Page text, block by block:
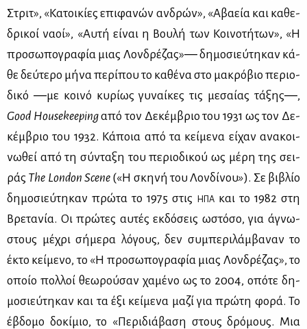
Στριτ», «Κα­τοι­κί­ες επι­φα­νών αν­δρών», «Αβα­εία και κα­θε­
δρι­κοί να­οί», «Αυ­τή εί­ναι η Βου­λή των Κοι­νο­τή­των», «Η
προ­σω­πο­γρα­φία μιας Λον­δρέ­ζας»― δη­μο­σιεύ­τη­καν κά­
θε δεύ­τε­ρο μή­να πε­ρί­που το κα­θέ­να στο μα­κρό­βιο πε­ριο­
δι­κό ―με κοι­νό κυ­ρί­ως γυ­ναί­κες τις με­σαί­ας τά­ξης―,
Good Housekeepingαπό τον Δε­κέμ­βριο του 1931 ως τον Δε­
κέμ­βριο του 1932. Κά­ποια από τα κεί­με­να εί­χαν ανα­κοι­
νω­θεί από τη σύ­ντα­ξη του πε­ριο­δι­κού ως μέ­ρη της σει­
ράς The London Scene («Η σκη­νή του Λον­δί­νου»). Σε βι­βλίο
δη­μο­σιεύ­τη­καν πρώ­τα το 1975 στις
ΗΠΑκαι το 1982 στη
Βρε­τα­νία. Οι πρώ­τες αυ­τές εκ­δό­σεις ωστό­σο, για άγνω­
στους μέ­χρι σή­με­ρα λό­γους, δεν συ­μπε­ρι­λάμ­βα­ναν το
έκτο κεί­με­νο, το «Η προ­σω­πο­γρα­φία μιας Λον­δρέ­ζας», το
οποίο πολ­λοί θε­ω­ρού­σαν χα­μέ­νο ως το 2004, οπό­τε δη­
μο­σιεύ­τη­καν και τα έξι κεί­με­να μα­ζί για πρώ­τη φο­ρά. Το
έβδο­μο δο­κί­μιο, το «Πε­ρι­διά­βα­ση στους δρό­μους. Μια